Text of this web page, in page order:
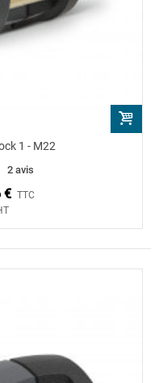
1 - M22
2 avis
€ TTC